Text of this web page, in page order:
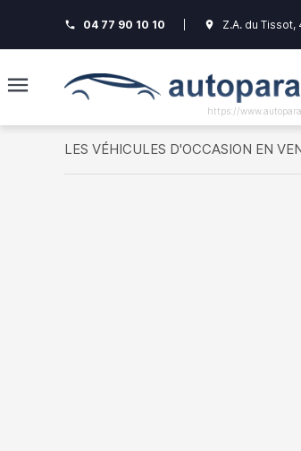
phone 04 77 90 10 10 room Z.A. du
https://
LES VÉHICULES D'OCCASION EN